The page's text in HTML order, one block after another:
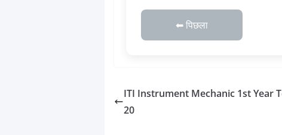
⬅ पिछला
ITI Instrument Mechanic 1st Year
20